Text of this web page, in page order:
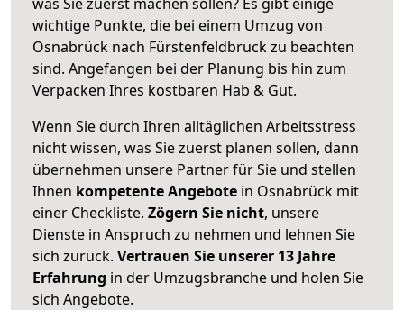
wichtige Punkte, die bei einem Umzug von
Osnabrück nach Fürstenfeldbruck zu beachten
sind. Angefangen bei der Planung bis hin zum
Verpacken Ihres kostbaren Hab & Gut.
Wenn Sie durch Ihren alltäglichen Arbeitsstress
nicht wissen, was Sie zuerst planen sollen, dann
übernehmen unsere Partner für Sie und stellen
Ihnen kompetente Angebote in Osnabrück mit
einer Checkliste. Zögern Sie nicht, unsere
Dienste in Anspruch zu nehmen und lehnen Sie
sich zurück. Vertrauen Sie unserer 13 Jahre
Erfahrung in der Umzugsbranche und holen Sie
sich Angebote.